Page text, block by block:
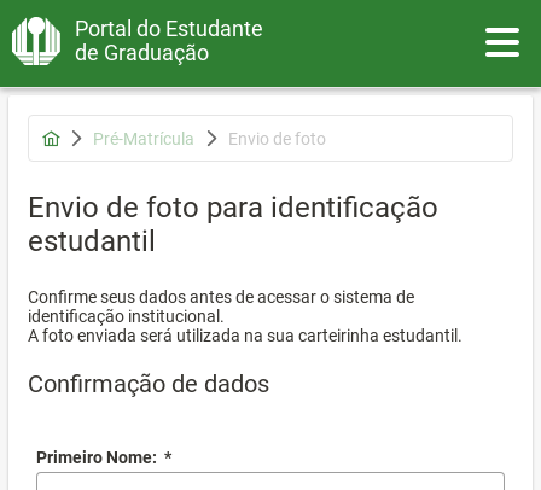
Portal do Estudante
de Graduação
Pré-Matrícula Envio de foto
Envio de foto para identificação
estudantil
Confirme seus dados antes de acessar o sistema de
identificação institucional.
A foto enviada será utilizada na sua carteirinha estudantil.
Confirmação de dados
Primeiro Nome: *